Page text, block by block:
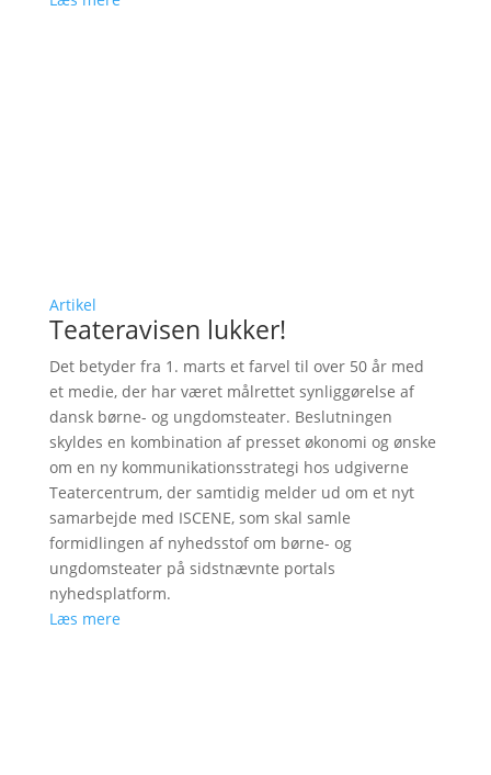
Artikel
Teateravisen lukker!
Det betyder fra 1. marts et farvel til over 50 år med
et medie, der har været målrettet synliggørelse af
dansk børne- og ungdomsteater. Beslutningen
skyldes en kombination af presset økonomi og ønske
om en ny kommunikationsstrategi hos udgiverne
Teatercentrum, der samtidig melder ud om et nyt
samarbejde med ISCENE, som skal samle
formidlingen af nyhedsstof om børne- og
ungdomsteater på sidstnævnte portals
nyhedsplatform.
Læs mere